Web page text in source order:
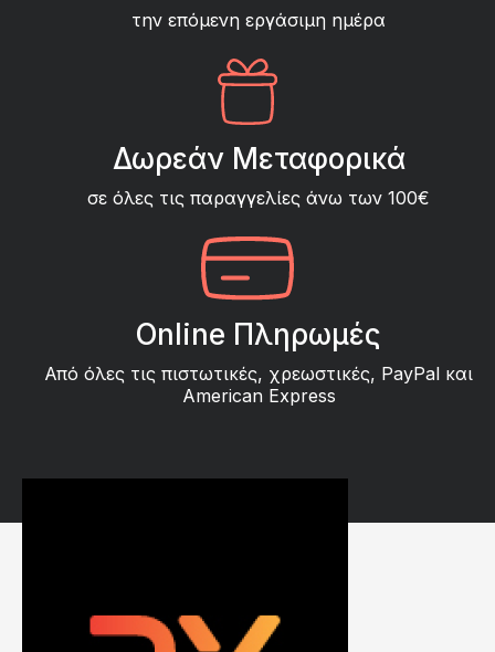
την επόμενη εργάσιμη ημέρα
Δωρεάν Μεταφορικά
σε όλες τις παραγγελίες άνω των 100€
Online Πληρωμές
Από όλες τις πιστωτικές, χρεωστικές, PayPal και
American Express